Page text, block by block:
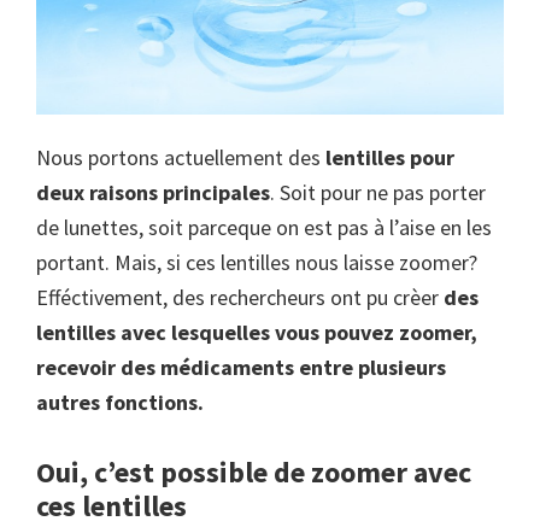
Nous portons actuellement des lentilles pour
deux raisons principales. Soit pour ne pas porter
de lunettes, soit parceque on est pas à l’aise en les
portant. Mais, si ces lentilles nous laisse zoomer?
Efféctivement, des rechercheurs ont pu crèer des
lentilles avec lesquelles vous pouvez zoomer,
recevoir des médicaments entre plusieurs
autres fonctions.
Oui, c’est possible de zoomer avec
ces lentilles